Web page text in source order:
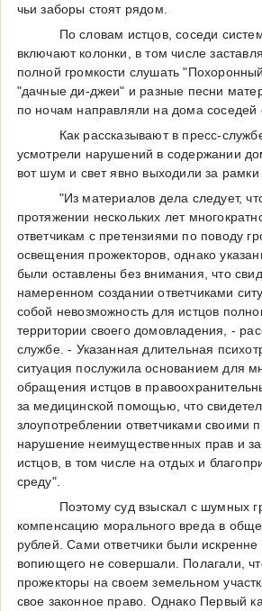
чьи заборы стоят рядом.
По словам истцов, соседи
включают колонки, в том числе
полной громкости слушать
"дачные ди-джеи" и разные песни
по ночам направляли на дома соседей
Как рассказывают в пресс-
усмотрели нарушений в содержании
вот шум и свет явно выходили за рамки
"Из материалов дела следует,
протяжении нескольких лет
ответчикам с претензиями по поводу
освещения прожекторов, однако
были оставлены без внимания, что
намеренном создании ответчиками
собой невозможность для истцов
территории своего домовладения, -
службе. - Указанная длительная
ситуация послужила основанием для
обращения истцов в
за медицинской помощью, что
злоупотреблении ответчиками своими
нарушение неимущественных прав и
истцов, в том числе на отдых и
среду".
Поэтому суд взыскал с шумных
компенсацию морального вреда в
рублей. Сами ответчики были искренне
вопиющего не совершали. Полагали,
прожекторы на своем земельном
свое законное право. Однако Первый